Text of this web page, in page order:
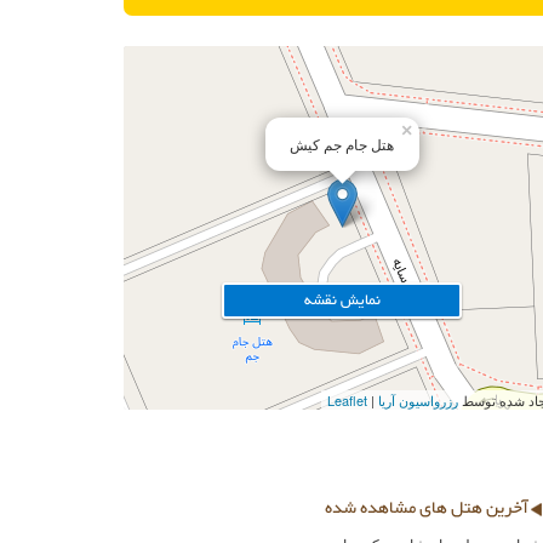
هتل جام جم کیش
×
Leaflet شده توسط رزرواسیون آریا
نمایش نقشه
آخرین هتل های مشاهده شده